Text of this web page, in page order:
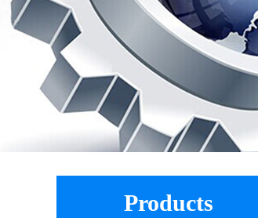
Products